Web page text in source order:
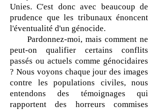
Unies. C'est donc avec beaucoup de
prudence que les tribunaux énoncent
l'éventualité d'un génocide.
Pardonnez-moi, mais comment ne
peut-on qualifier certains conflits
passés ou actuels comme génocidaires
? Nous voyons chaque jour des images
contre les populations civiles, nous
entendons des témoignages qui
rapportent des horreurs commises